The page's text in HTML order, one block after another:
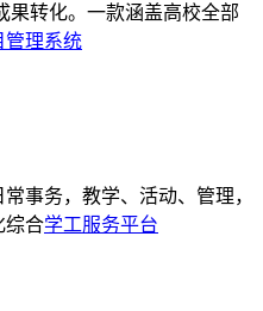
果转化。一款涵盖高校全部
管理系统
事务，教学、活动、管理，
综合学工服务平台